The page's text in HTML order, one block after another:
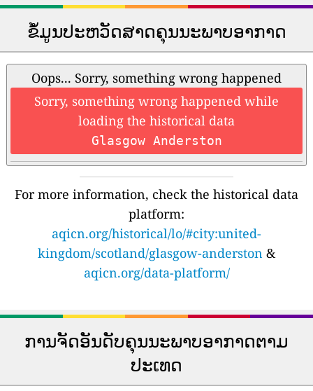
ຂໍ້ມູນປະຫວັດສາດຄຸນນະພາບອາກາດ
Oops... Sorry, something wrong happened
Sorry, something wrong happened while
loading the historical data
Glasgow Anderston
For more information, check the historical data
platform:
aqicn.org/historical/lo/#city:united-
kingdom/scotland/glasgow-anderston &
aqicn.org/data-platform/
ການຈັດອັນດັບຄຸນນະພາບອາກາດຕາມ
ປະເທດ